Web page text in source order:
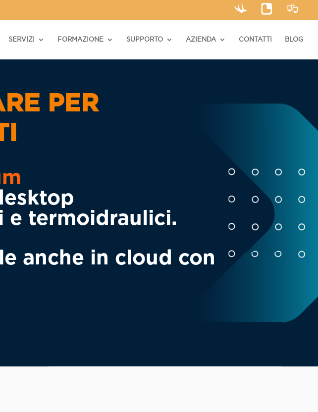
SERVIZI FORMAZIONE SUPPORTO AZIENDA CONTATTI BLOG
PER
termoidraulici.
anche in cloud con